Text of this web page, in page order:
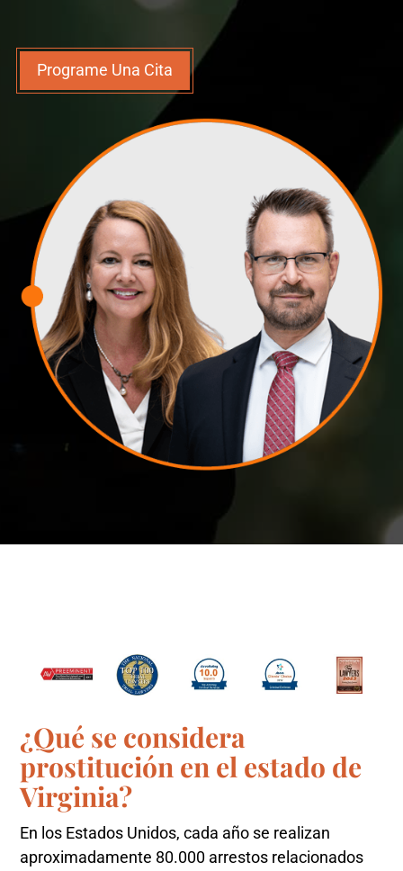
Programe Una Cita
¿Qué se considera
prostitución en el estado de
Virginia?
En los Estados Unidos, cada año se realizan
aproximadamente 80.000 arrestos relacionados